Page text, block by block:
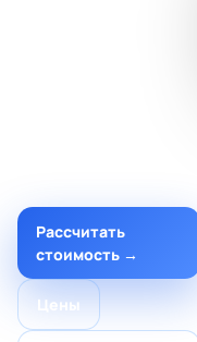
Рассчитать
стоимость →
Цены